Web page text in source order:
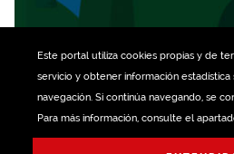
Este portal utiliza cookiespropias y de
servicio y obtener información
navegación. Si continúa navegando, se
Para más información, consulte el